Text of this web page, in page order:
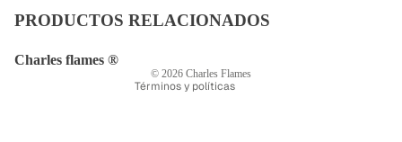
PRODUCTOS RELACIONADOS
Charles flames ®
© 2026 Charles Flames
Términos y políticas
Información de contacto
Aviso legal